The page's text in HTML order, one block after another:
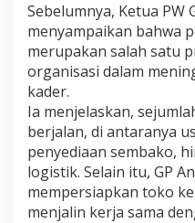
Sebelumnya, Ketua PW
menyampaikan bahwa
merupakan salah satu
organisasi dalam
kader.
Ia menjelaskan,
berjalan, di antaranya
penyediaan sembako,
logistik. Selain itu, GP
mempersiapkan toko
menjalin kerja sama